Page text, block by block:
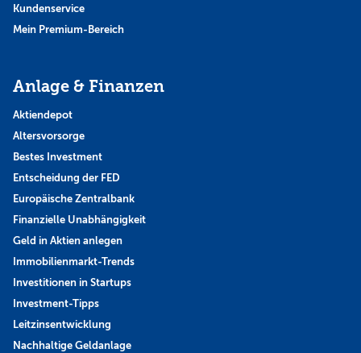
Kundenservice
Mein Premium-Bereich
Anlage & Finanzen
Aktiendepot
Altersvorsorge
Bestes Investment
Entscheidung der FED
Europäische Zentralbank
Finanzielle Unabhängigkeit
Geld in Aktien anlegen
Immobilienmarkt-Trends
Investitionen in Startups
Investment-Tipps
Leitzinsentwicklung
Nachhaltige Geldanlage